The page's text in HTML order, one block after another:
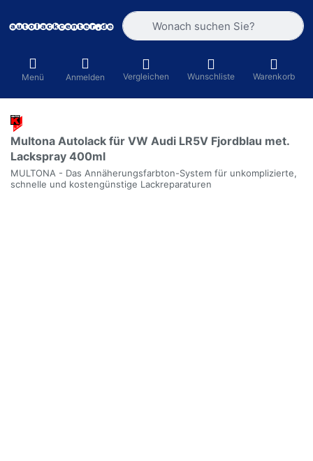
Geben Sie einen Suchbegriff ein.
Menü Anmelden Vergleichen Wunschliste Warenkorb
Multona Autolack für VW Audi LR5V Fjordblau met.
Lackspray 400ml
MULTONA - Das Annäherungsfarbton-System für unkomplizierte,
schnelle und kostengünstige Lackreparaturen